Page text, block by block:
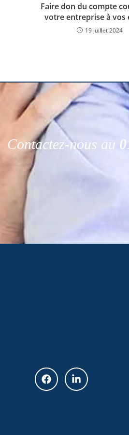
Faire don du compte
votre entreprise à vos
19 juillet 2024
Contactez-nous au